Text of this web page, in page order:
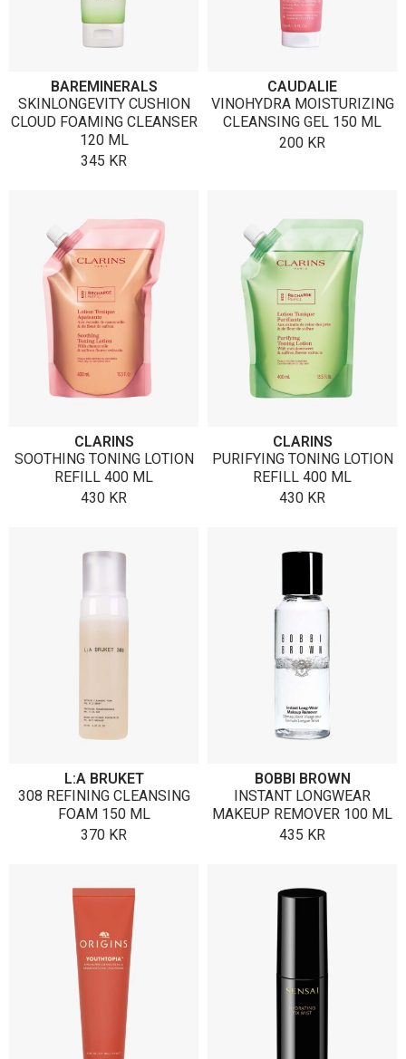
BAREMINERALS
SKINLONGEVITY CUSHION
CLOUD FOAMING CLEANSER
120 ML
345 KR
CAUDALIE
VINOHYDRA MOISTURIZING
CLEANSING GEL 150 ML
200 KR
CLARINS
SOOTHING TONING LOTION
REFILL 400 ML
430 KR
CLARINS
PURIFYING TONING LOTION
REFILL 400 ML
430 KR
L:A BRUKET
308 REFINING CLEANSING
FOAM 150 ML
370 KR
BOBBI BROWN
INSTANT LONGWEAR
MAKEUP REMOVER 100 ML
435 KR